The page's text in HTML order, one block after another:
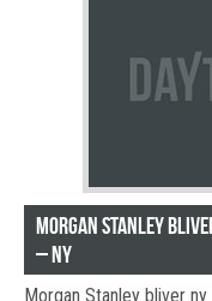
Morgan Stanley
– NY
Morgan Stanley bliver